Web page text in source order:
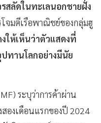
รสลัดในทะเลนอกชายฝั่ง
จมตีเรือพาณิชย์ของกลุ่มฮู
ให้เห็นว่าตัวแสดงที่
ทานโลกอย่างมีนัย
ระบุว่าการค้าผ่าน
สองเดือนแรกของปี 2024